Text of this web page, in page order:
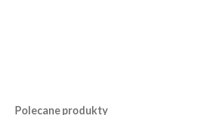
Polecane produkty